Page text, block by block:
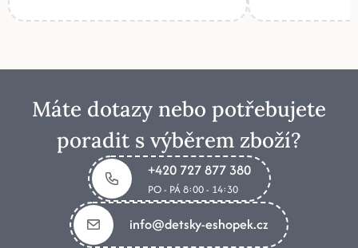
Máte dotazy nebo potřebujete
poradit s výběrem zboží?
+420 727 877 380
PO - PÁ 8:00 - 14:30
info@detsky-eshopek.cz